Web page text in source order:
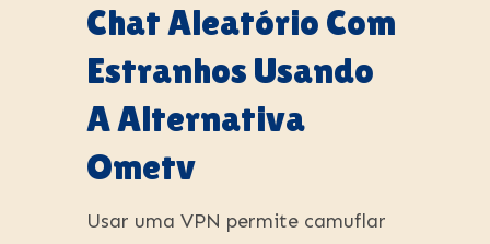
Chat Aleatório Com
Estranhos Usando
A Alternativa
Ometv
Usar uma VPN permite camuflar